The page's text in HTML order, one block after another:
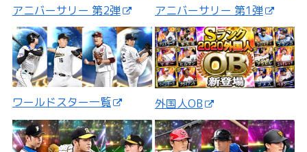
アニバーサリー 第2弾 アニバーサリー 第1弾
ワールドスター一覧 外国人OB